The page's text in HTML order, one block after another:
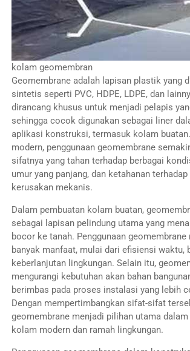
kolam geomembran
Geomembrane adalah lapisan plastik yang
sintetis seperti PVC, HDPE, LDPE, dan
dirancang khusus untuk menjadi pelapis
sehingga cocok digunakan sebagai liner
aplikasi konstruksi, termasuk kolam
modern, penggunaan geomembrane
sifatnya yang tahan terhadap berbagai
umur yang panjang, dan ketahanan
kerusakan mekanis.
Dalam pembuatan kolam buatan,
sebagai lapisan pelindung utama yang
bocor ke tanah. Penggunaan geomembrane
banyak manfaat, mulai dari efisiensi waktu,
keberlanjutan lingkungan. Selain itu,
mengurangi kebutuhan akan bahan
berimbas pada proses instalasi yang lebih
Dengan mempertimbangkan sifat-sifat
geomembrane menjadi pilihan utama dalam
kolam modern dan ramah lingkungan.